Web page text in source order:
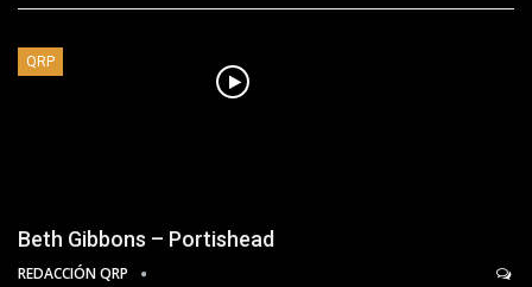
QRP
Beth Gibbons – Portishead
REDACCIÓN QRP